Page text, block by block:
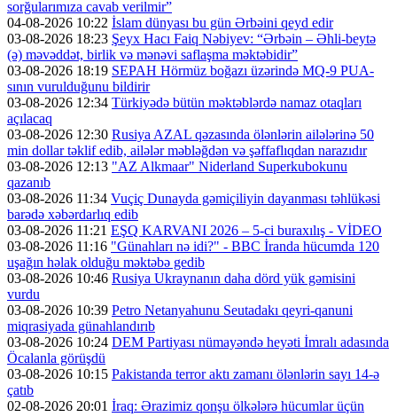
sorğularımıza cavab verilmir”
04-08-2026 10:22 İslam dünyası bu gün Ərbəini qeyd edir
03-08-2026 18:23 Şeyx Hacı Faiq Nəbiyev: “Ərbəin – Əhli-beytə
(ə) məvəddət, birlik və mənəvi saflaşma məktəbidir”
03-08-2026 18:19 SEPAH Hörmüz boğazı üzərində MQ-9 PUA-
sının vurulduğunu bildirir
03-08-2026 12:34 Türkiyədə bütün məktəblərdə namaz otaqları
açılacaq
03-08-2026 12:30 Rusiya AZAL qəzasında ölənlərin ailələrinə 50
min dollar təklif edib, ailələr məbləğdən və şəffaflıqdan narazıdır
03-08-2026 12:13 "AZ Alkmaar" Niderland Superkubokunu
qazanıb
03-08-2026 11:34 Vuçiç Dunayda gəmiçiliyin dayanması təhlükəsi
barədə xəbərdarlıq edib
03-08-2026 11:21 EŞQ KARVANI 2026 – 5-ci buraxılış - VİDEO
03-08-2026 11:16 "Günahları nə idi?" - BBC İranda hücumda 120
uşağın həlak olduğu məktəbə gedib
03-08-2026 10:46 Rusiya Ukraynanın daha dörd yük gəmisini
vurdu
03-08-2026 10:39 Petro Netanyahunu Seutadakı qeyri-qanuni
miqrasiyada günahlandırıb
03-08-2026 10:24 DEM Partiyası nümayəndə heyəti İmralı adasında
Öcalanla görüşdü
03-08-2026 10:15 Pakistanda terror aktı zamanı ölənlərin sayı 14-ə
çatıb
02-08-2026 20:01 İraq: Ərazimiz qonşu ölkələrə hücumlar üçün